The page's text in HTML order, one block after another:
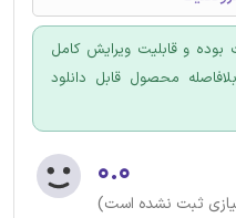
بوده و قابلیت ویرایش کامل
محصول قابل دانلود
۰.۰
ثبت نشده است)